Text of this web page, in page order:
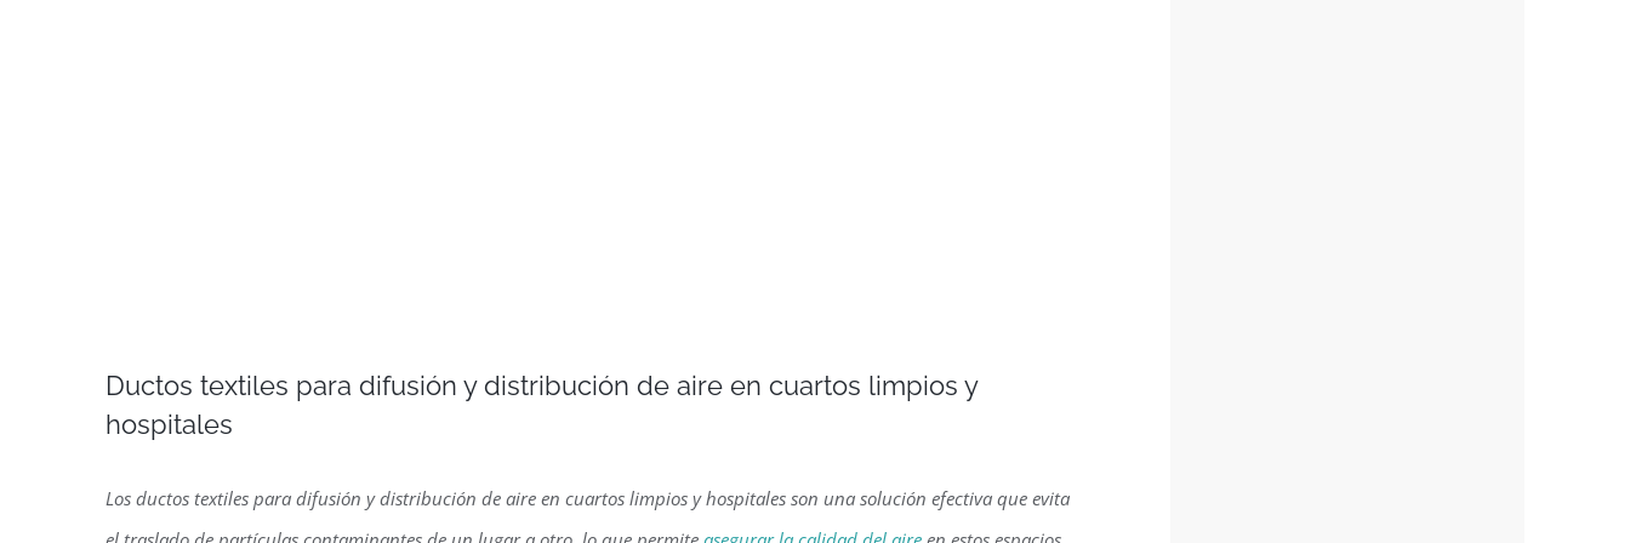
Ductos textiles para difusión y distribución de aire en cuartos limpios y
hospitales
Los ductos textiles para difusión y distribución de aire en cuartos limpios y hospitales son una solución efectiva que evita